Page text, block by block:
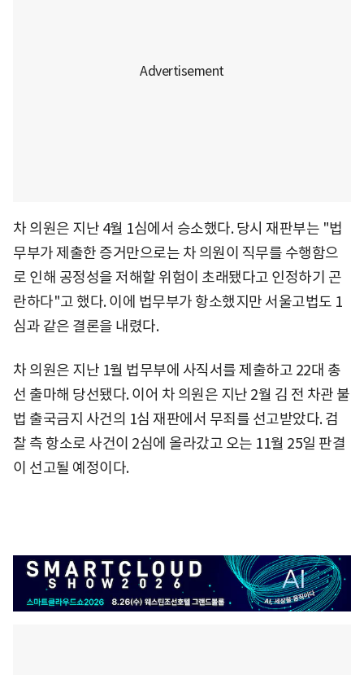
차 의원은 지난 4월 1심에서 승소했다. 당시 재판부는 "법
무부가 제출한 증거만으로는 차 의원이 직무를 수행함으
로 인해 공정성을 저해할 위험이 초래됐다고 인정하기 곤
란하다"고 했다. 이에 법무부가 항소했지만 서울고법도 1
심과 같은 결론을 내렸다.
차 의원은 지난 1월 법무부에 사직서를 제출하고 22대 총
선 출마해 당선됐다. 이어 차 의원은 지난 2월 김 전 차관 불
법 출국금지 사건의 1심 재판에서 무죄를 선고받았다. 검
찰 측 항소로 사건이 2심에 올라갔고 오는 11월 25일 판결
이 선고될 예정이다.